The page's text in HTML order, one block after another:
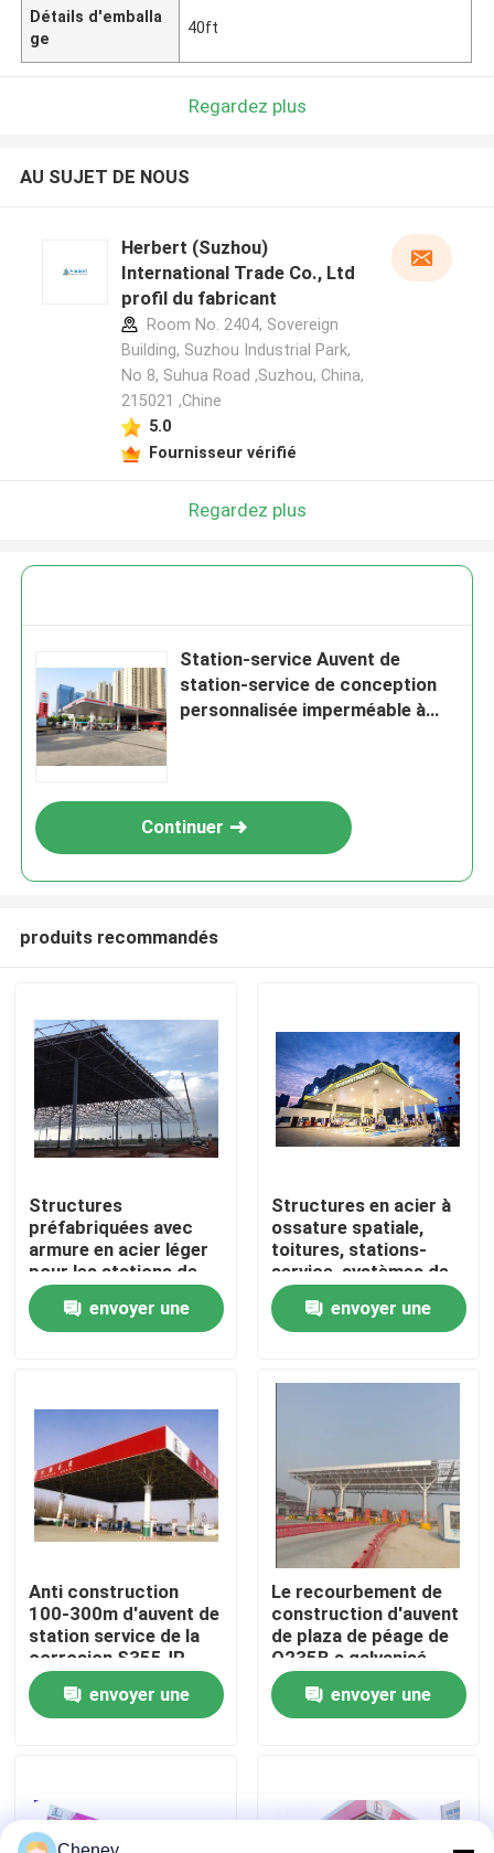
Maison
Produits
Visite d'usine
Contrôle de qualité
Nouvelles
Cas
Botte de cadre de l'espace
Détails d'emballa
ge
40ft
Regardez plus
AU SUJET DE NOUS
Herbert (Suzhou)
International Trade Co., Ltd
profil du fabricant
Room No. 2404, Sovereign
Building, Suzhou Industrial Park,
No 8, Suhua Road ,Suzhou, China,
215021 ,Chine
5.0
Fournisseur vérifié
Regardez plus
Station-service Auvent de
station-service de conception
personnalisée imperméable à
Continuer
produits recommandés
Structures
préfabriquées avec
armure en acier léger
pour les stations de
service Des
conceptions durables
et efficaces
envoyer une
Structures en acier à
ossature spatiale,
toitures, stations-
service, systèmes de
toiture de péage, ISO,
GB
envoyer une
Anti construction
100-300m d'auvent de
station service de la
corrosion S355JR
soudant
envoyer une
Le recourbement de
construction d'auvent
de plaza de péage de
Q235B a galvanisé
l'installation de Quilk
envoyer une